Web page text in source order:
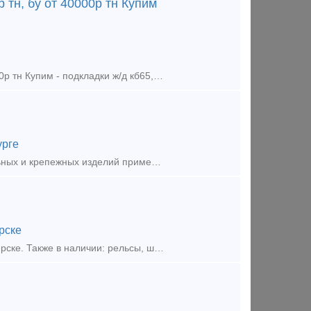
бу от 40000р тн Купим
Купим - накладки ж/д 1р65, 2р65, 1р50, 1р43, р24 от 75000р тн, бу от 40000р тн Купим - подкладки ж/д кб65, кд65, кб50, кд50, дн6-65, д65 от 80000р тн, бу от 35000р тн Купим - рельсы р65, р50, р4
Предложение (продажа) УралМехОбработка - производитель соединительных и крепежных изделий применяемых при строительстве в районах с сейсмичностью 7-9 баллов.
Предложение (продажа) ООО Авангард В наличии на складе в г. Новосибирске. Также в наличии: рельсы, шпалы, подкладка, накладка, прокладка, крепеж, стрелочные